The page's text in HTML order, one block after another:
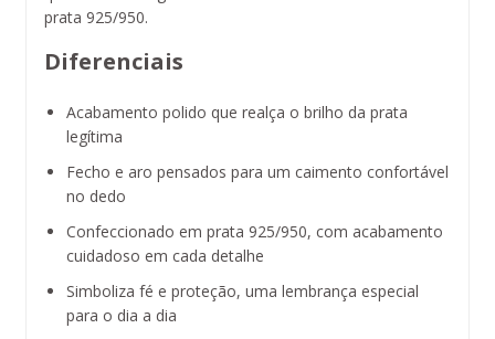
prata 925/950.
Diferenciais
Acabamento polido que realça o brilho da prata
legítima
Fecho e aro pensados para um caimento confortável
no dedo
Confeccionado em prata 925/950, com acabamento
cuidadoso em cada detalhe
Simboliza fé e proteção, uma lembrança especial
para o dia a dia